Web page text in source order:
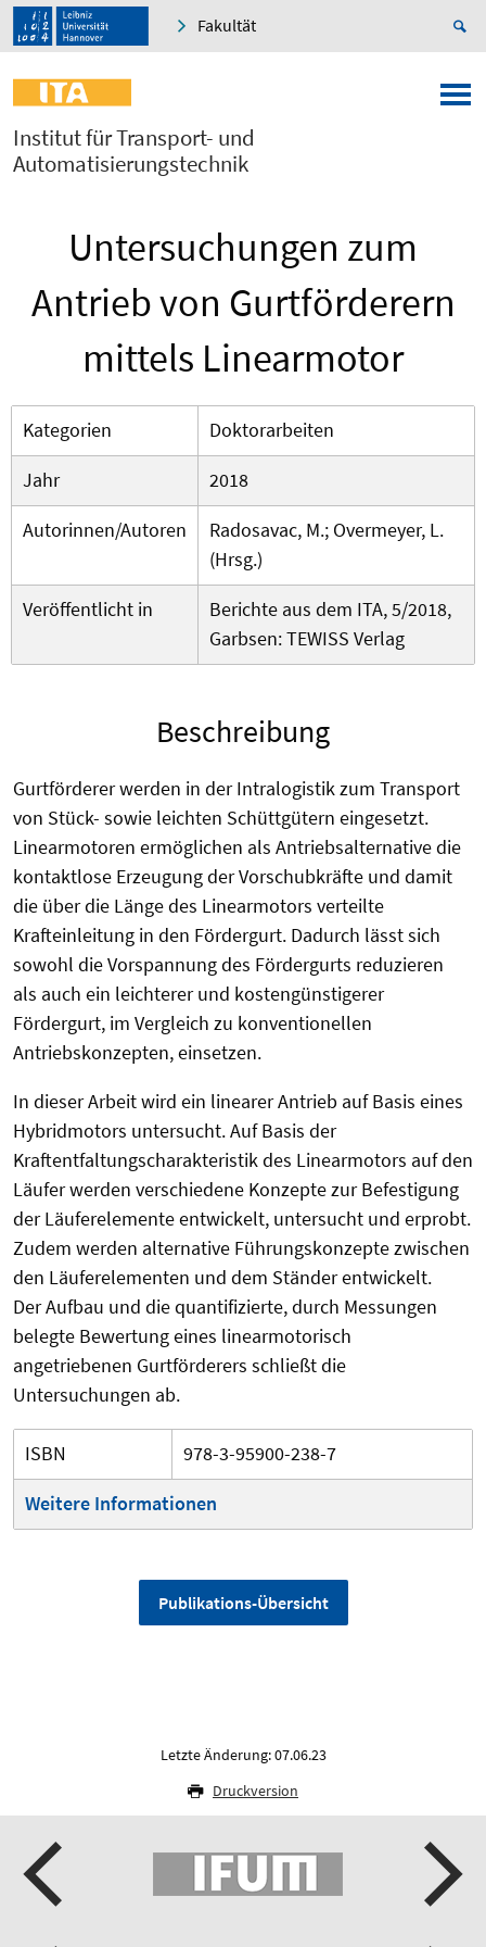
Fakultät
Institut für Transport- und
Automatisierungstechnik
Untersuchungen zum
Antrieb von Gurtförderern
mittels Linearmotor
Kategorien
Doktorarbeiten
Jahr
2018
Autorinnen/Autoren
Radosavac, M.; Overmeyer, L.
(Hrsg.)
Veröffentlicht in
Berichte aus dem ITA, 5/2018,
Garbsen: TEWISS Verlag
Beschreibung
Gurtförderer werden in der Intralogistik zum Transport
von Stück- sowie leichten Schüttgütern eingesetzt.
Linearmotoren ermöglichen als Antriebsalternative die
kontaktlose Erzeugung der Vorschubkräfte und damit
die über die Länge des Linearmotors verteilte
Krafteinleitung in den Fördergurt. Dadurch lässt sich
sowohl die Vorspannung des Fördergurts reduzieren
als auch ein leichterer und kostengünstigerer
Fördergurt, im Vergleich zu konventionellen
Antriebskonzepten, einsetzen.
In dieser Arbeit wird ein linearer Antrieb auf Basis eines
Hybridmotors untersucht. Auf Basis der
Kraftentfaltungscharakteristik des Linearmotors auf den
Läufer werden verschiedene Konzepte zur Befestigung
der Läuferelemente entwickelt, untersucht und erprobt.
Zudem werden alternative Führungskonzepte zwischen
den Läuferelementen und dem Ständer entwickelt.
Der Aufbau und die quantifizierte, durch Messungen
belegte Bewertung eines linearmotorisch
angetriebenen Gurtförderers schließt die
Untersuchungen ab.
ISBN
978-3-95900-238-7
Weitere Informationen
Publikations-Übersicht
Letzte Änderung: 07.06.23
Druckversion